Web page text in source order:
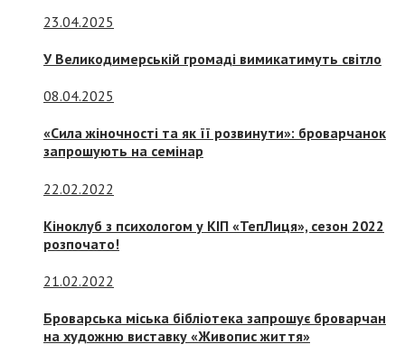
23.04.2025
У Великодимерській громаді вимикатимуть світло
08.04.2025
«Сила жіночності та як її розвинути»: броварчанок
запрошують на семінар
22.02.2022
Кіноклуб з психологом у КІП «ТепЛиця», сезон 2022
розпочато!
21.02.2022
Броварська міська бібліотека запрошує броварчан
на художню виставку «Живопис життя»